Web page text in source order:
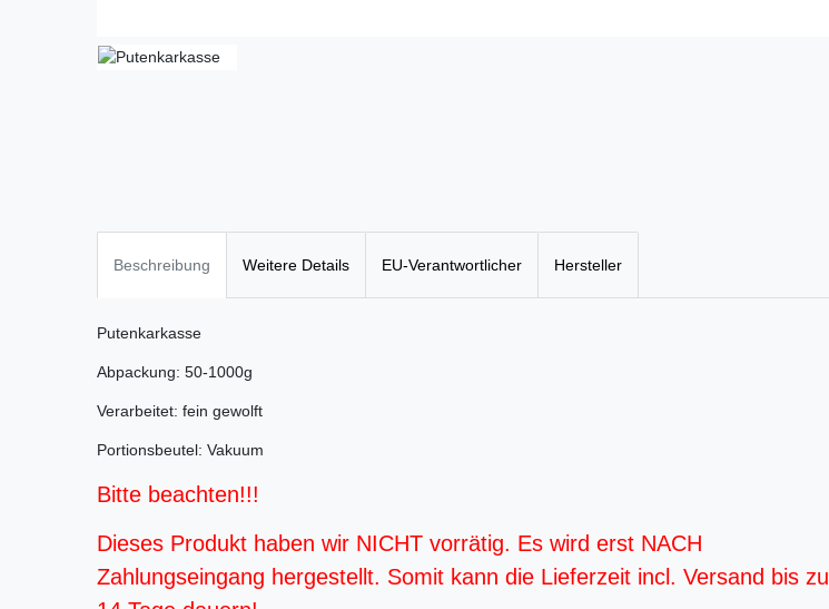
Beschreibung Weitere Details EU-Verantwortlicher Hersteller
Putenkarkasse
Abpackung: 50-1000g
Verarbeitet: fein gewolft
Portionsbeutel: Vakuum
Bitte beachten!!!
Dieses Produkt haben wir NICHT vorrätig. Es wird erst NACH
Zahlungseingang hergestellt. Somit kann die Lieferzeit incl. Versand bis zu